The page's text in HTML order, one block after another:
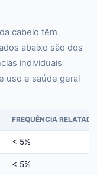
cabelo têm
abaixo são dos
individuais
uso e saúde geral
FREQUÊNCIA RELATADA
< 5%
< 5%